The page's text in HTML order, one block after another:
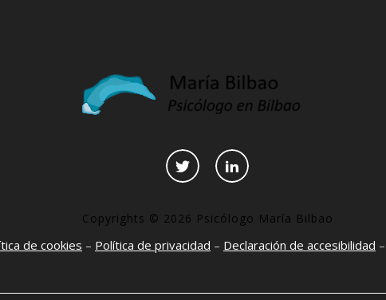
Copyrights © 2026 Psicólogo María Bilbao
de cookies – Política de privacidad – Declaración de accesibilidad –